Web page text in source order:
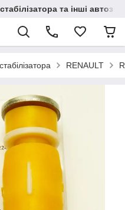
та інші
RENAULT